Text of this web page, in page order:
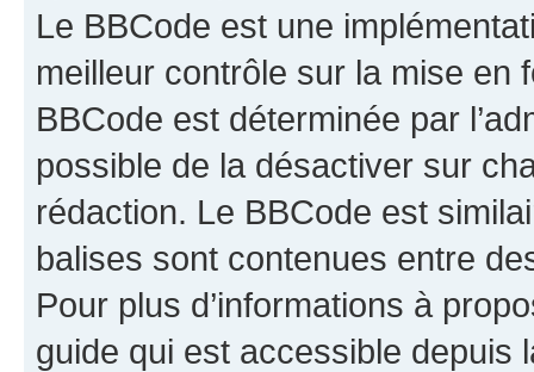
Le BBCode est une
meilleur contrôle sur la mise en
BBCode est déterminée par
possible de la désactiver sur
rédaction. Le BBCode est
balises sont contenues entre
Pour plus d’informations à
guide qui est accessible depuis